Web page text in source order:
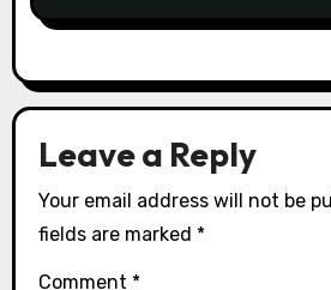
Leave a Reply
Your email address will not be
fields are marked *
Comment *